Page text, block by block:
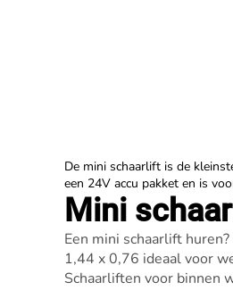
De mini schaarlift is de
een 24V accu pakket en is
Mini
Een mini schaarlift
1,44 x 0,76 ideaal voor
Schaarliften voor binnen